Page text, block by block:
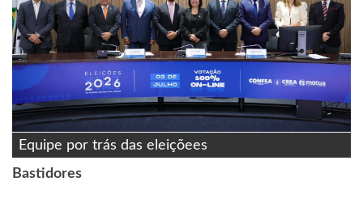
Equipe por trás das eleiçõees
Bastidores